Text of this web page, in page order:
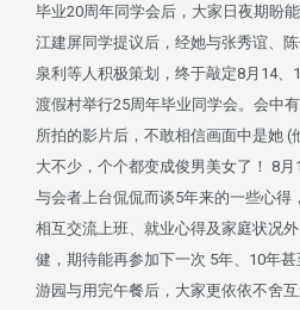
毕业20周年同学会后，大家日夜期盼
江建屏同学提议后，经她与张秀谊、
泉利等人积极策划，终于敲定8月14
渡假村举行25周年毕业同学会。会中
所拍的影片后，不敢相信画面中是她 (
大不少，个个都变成俊男美女了！ 8
与会者上台侃侃而谈5年来的一些心得
相互交流上班、就业心得及家庭状况
健，期待能再参加下一次 5年、10年
游园与用完午餐后，大家更依依不舍